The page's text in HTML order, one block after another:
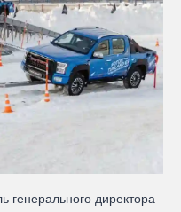
генерального директора